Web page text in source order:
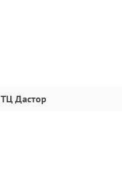
ТЦ Дастор